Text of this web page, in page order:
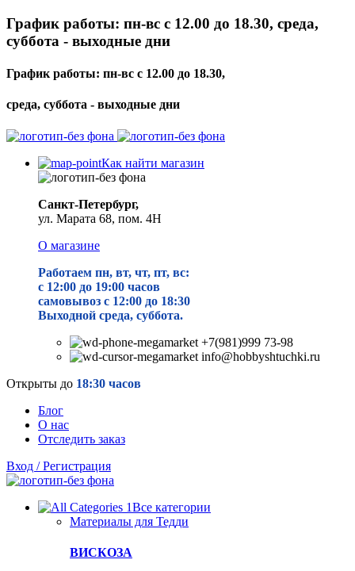
График работы: пн-вс с 12.00 до 18.30, среда,
суббота - выходные дни
График работы: пн-вс с 12.00 до 18.30,
среда, суббота - выходные дни
Как найти магазин
Санкт-Петербург,
ул. Марата 68, пом. 4Н
О магазине
Работаем пн, вт, чт, пт, вс:
с 12:00 до 19:00 часов
самовывоз с 12:00 до 18:30
Выходной среда, суббота.
+7(981)999 73-98
info@hobbyshtuchki.ru
Открыты до 18:30 часов
Блог
О нас
Отследить заказ
Вход / Регистрация
Все категории
Материалы для Тедди
ВИСКОЗА